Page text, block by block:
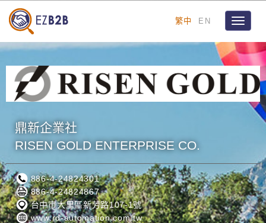
繁中 EN
Toggle
鼎新企業社
RISEN GOLD ENTERPRISE CO.
886-4-24824301
886-4-24824867
台中市大里區新芳路107-1號
www.rd-automation.com.tw